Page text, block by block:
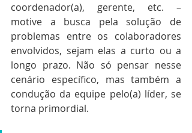
coordenador(a), gerente, etc. –
motive a busca pela solução de
problemas entre os colaboradores
envolvidos, sejam elas a curto ou a
longo prazo. Não só pensar nesse
cenário específico, mas também a
condução da equipe pelo(a) líder, se
torna primordial.